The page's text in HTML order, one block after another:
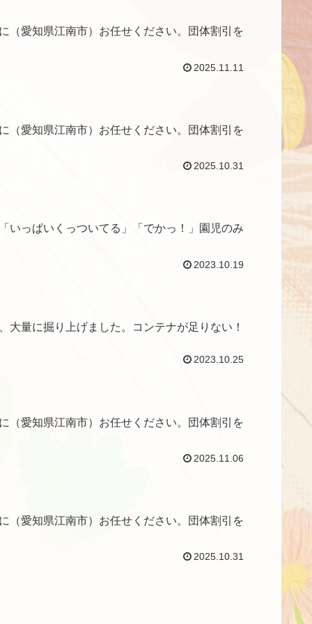
（愛知県江南市）お任せください。団体割引を
2025.11.11
（愛知県江南市）お任せください。団体割引を
2025.10.31
いっぱいくっついてる」「でかっ！」園児のみ
2023.10.19
量に掘り上げました。コンテナが足りない！
2023.10.25
（愛知県江南市）お任せください。団体割引を
2025.11.06
（愛知県江南市）お任せください。団体割引を
2025.10.31